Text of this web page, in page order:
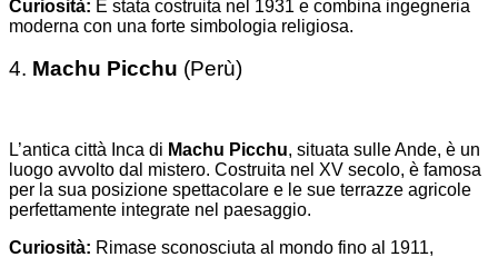
Curiosità: È stata costruita nel 1931 e combina ingegneria
moderna con una forte simbologia religiosa.
4. Machu Picchu (Perù)
L’antica città Inca di Machu Picchu, situata sulle Ande, è un
luogo avvolto dal mistero. Costruita nel XV secolo, è famosa
per la sua posizione spettacolare e le sue terrazze agricole
perfettamente integrate nel paesaggio.
Curiosità: Rimase sconosciuta al mondo fino al 1911,